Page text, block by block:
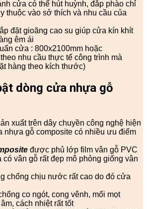
cửa có thể hút huỳnh, đắp phào chỉ
thuộc vào sở thích và nhu cầu của
đặt gioăng cao su giúp cửa kín khít
êm ái
cửa : 800x2100mm hoặc
nhu cầu thực tế công trình mà
hàng theo kích thước)
dòng cửa nhựa gỗ
xuất trên dây chuyền công nghệ hiện
nhựa gỗ composite có nhiều ưu điểm
được phủ lớp film vân gỗ PVC
vân gỗ rất đẹp mô phỏng giống vân
chống chịu nước rất cao do đó cửa
co ngót, cong vênh, mối mọt
cách nhiệt rất tốt